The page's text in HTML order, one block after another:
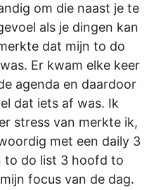
om die naast je te
als je dingen kan
dat mijn to do
Er kwam elke keer
agenda en daardoor
dat iets af was. Ik
stress van merkte ik,
met een daily 3
to do list 3 hoofd to
focus van de dag.